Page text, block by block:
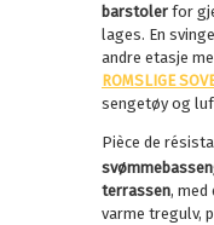
barstoler for
lages. En
andre etasje
ROMSLIGE
sengetøy og
Pièce de
terrassen,
varme tregulv,